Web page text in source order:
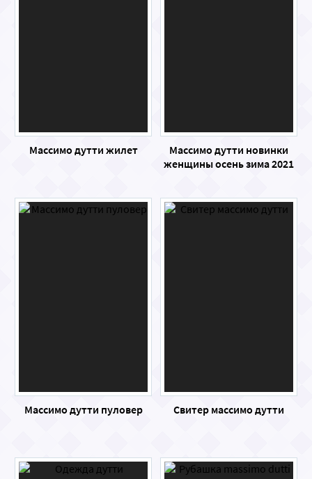
Массимо дутти жилет
Массимо дутти новинки
женщины осень зима 2021
Массимо дутти пуловер Свитер массимо дутти